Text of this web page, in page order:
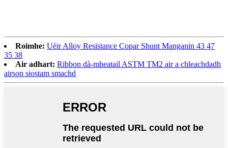
Roimhe: Uèir Alloy Resistance Copar Shunt Manganin 43 47
35 38
Air adhart: Ribbon dà-mheatail ASTM TM2 air a chleachdadh
airson siostam smachd